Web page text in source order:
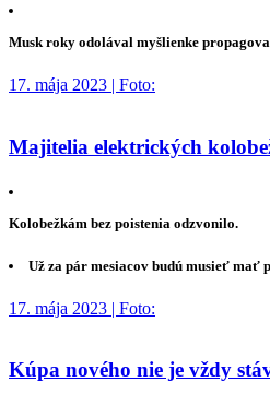
Musk roky odolával myšlienke
17. mája 2023 | Foto:
Majitelia elektrických
Kolobežkám bez poistenia odzvonilo.
Už za pár mesiacov budú musieť mať
17. mája 2023 | Foto:
Kúpa nového nie je vždy